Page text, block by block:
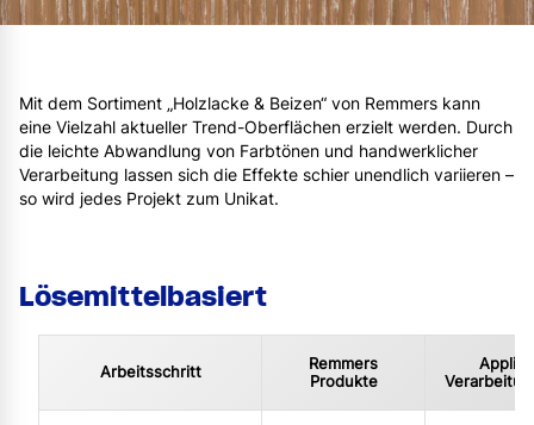
Mit dem Sortiment „Holzlacke & Beizen“ von Remmers kann
eine Vielzahl aktueller Trend-Oberflächen erzielt werden. Durch
die leichte Abwandlung von Farbtönen und handwerklicher
Verarbeitung lassen sich die Effekte schier unendlich variieren –
so wird jedes Projekt zum Unikat.
Lösemittelbasiert
Arbeitsschritt
Remmers
Produkte